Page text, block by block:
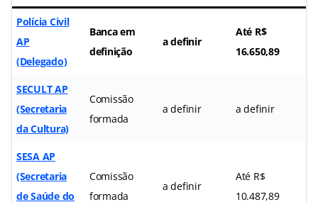
Polícia Civil
AP
(Delegado)
Banca em
definição
a definir
Até R$
16.650,89
SECULT AP
(Secretaria
da Cultura)
Comissão
formada
a definir a definir
SESA AP
(Secretaria
de Saúde do
Comissão
formada
a definir
Até R$
10.487,89